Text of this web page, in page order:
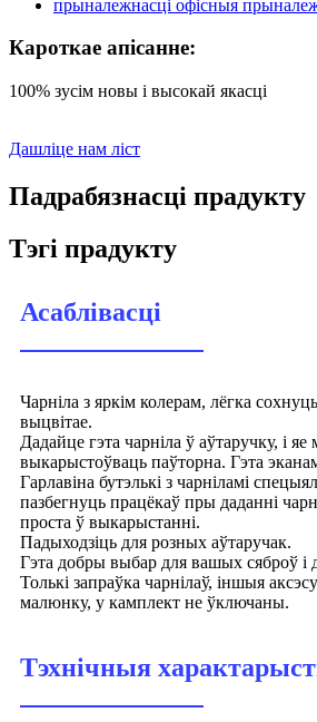
Кароткае апісанне:
100% зусім новы і высокай якасці
Дашліце нам ліст
Падрабязнасці прадукту
Тэгі прадукту
Асаблівасці
Чарніла з яркім колерам, лёгка
выцвітае.
Дадайце гэта чарніла ў аўтаручку, і
выкарыстоўваць паўторна. Гэта
Гарлавіна бутэлькі з чарніламі
пазбегнуць працёкаў пры даданні
проста ў выкарыстанні.
Падыходзіць для розных аўтаручак.
Гэта добры выбар для вашых сяброў і
Толькі запраўка чарнілаў, іншыя
малюнку, у камплект не ўключаны.
Тэхнічныя